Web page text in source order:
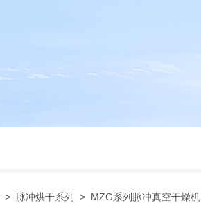
> 脉冲烘干系列 > MZG系列脉冲真空干燥机